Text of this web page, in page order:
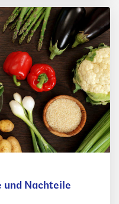
Nachteile